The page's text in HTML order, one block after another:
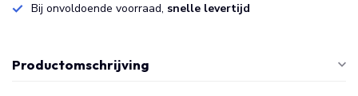
Bij onvoldoende voorraad, snelle levertijd
Productomschrijving